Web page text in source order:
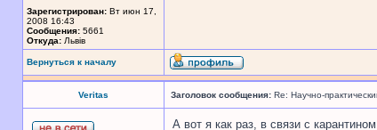
Зарегистрирован: Вт июн 17,
2008 16:43
Сообщения: 5661
Откуда: Львів
Вернуться к началу
Veritas Заголовок сообщения: Re: Научно-
А вот я как раз, в связи с